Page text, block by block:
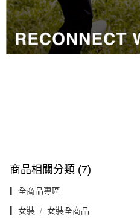
商品相關分類 (7)
▎全商品專區
▎女裝 女裝全商品